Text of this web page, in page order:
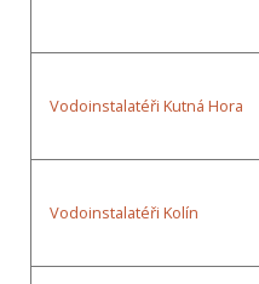
Vodoinstalatéři Kutná Hora
Vodoinstalatéři Kolín